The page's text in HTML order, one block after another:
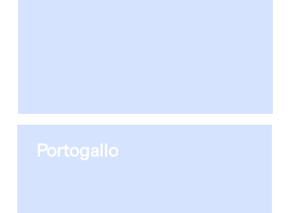
Portogallo